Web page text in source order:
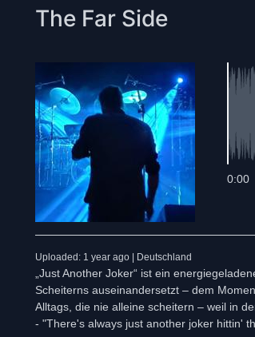
The Far Side
0:00
Uploaded: 1 year ago | Deutschland
„Just Another Joker“ ist ein
Scheiterns auseinandersetzt – dem
Alltags, die nie alleine scheitern – weil in
- "There's always just another joker hittin'